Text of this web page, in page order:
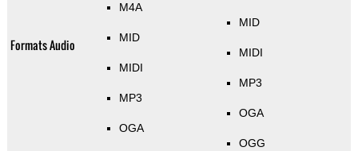
Formats Audio
M4A
MID
MIDI
MP3
OGA
MID
MIDI
MP3
OGA
OGG